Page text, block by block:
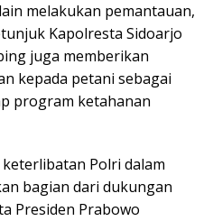
melakukan pemantauan,
Kapolresta Sidoarjo
juga memberikan
kepada petani sebagai
program ketahanan
Polri dalam
bagian dari dukungan
Presiden Prabowo